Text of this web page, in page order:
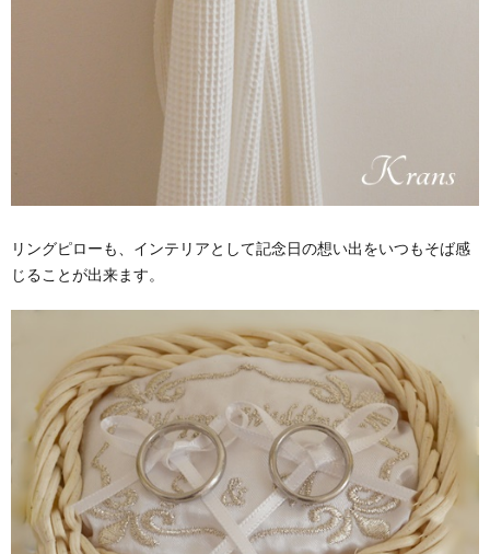
リングピローも、インテリアとして記念日の想い出をいつもそば感
じることが出来ます。